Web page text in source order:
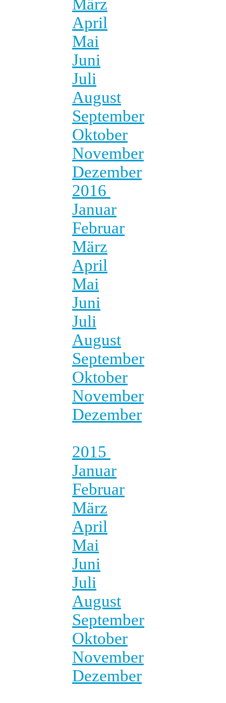
März
April
Mai
Juni
Juli
August
September
Oktober
November
Dezember
2016
Januar
Februar
März
April
Mai
Juni
Juli
August
September
Oktober
November
Dezember
2015
Januar
Februar
März
April
Mai
Juni
Juli
August
September
Oktober
November
Dezember